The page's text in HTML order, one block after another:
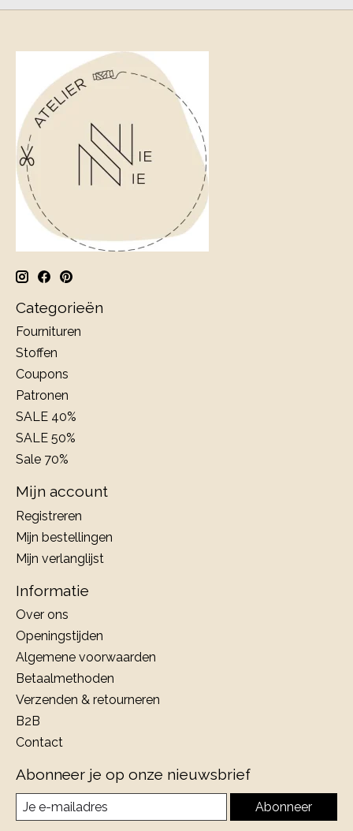
Categorieën
Fournituren
Stoffen
Coupons
Patronen
SALE 40%
SALE 50%
Sale 70%
Mijn account
Registreren
Mijn bestellingen
Mijn verlanglijst
Informatie
Over ons
Openingstijden
Algemene voorwaarden
Betaalmethoden
Verzenden & retourneren
B2B
Contact
Abonneer je op onze nieuwsbrief
Abonneer